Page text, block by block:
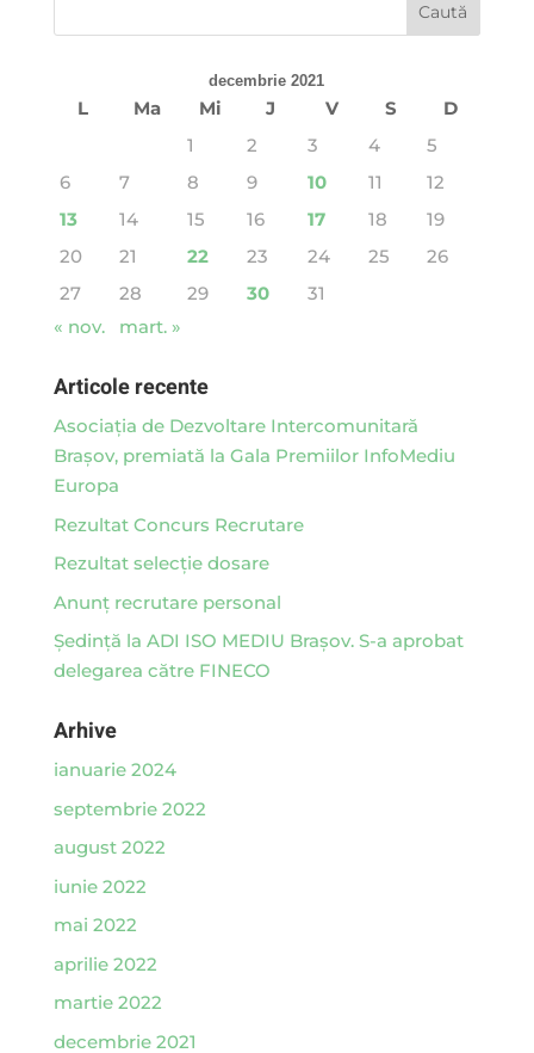
decembrie 2021
L Ma Mi J V S
D
1
2 3 4
5
6
7 8 9 10 11
12
13
14 15 16 17 18
19
20
21 22 23 24 25
26
27
28 29 30
31
« nov.
mart. »
Articole recente
Asociaţia de Dezvoltare Intercomunitară
Braşov, premiată la Gala Premiilor InfoMediu
Europa
Rezultat Concurs Recrutare
Rezultat selecție dosare
Anunț recrutare personal
Ședință la ADI ISO MEDIU Brașov. S-a aprobat
delegarea către FINECO
Arhive
ianuarie 2024
septembrie 2022
august 2022
iunie 2022
mai 2022
aprilie 2022
martie 2022
decembrie 2021